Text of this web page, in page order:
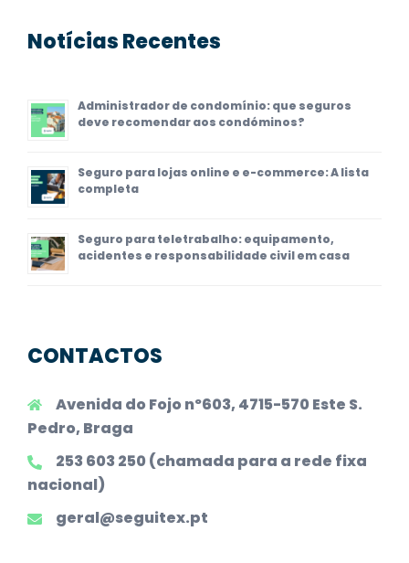
Notícias Recentes
Administrador de condomínio: que seguros
deve recomendar aos condóminos?
Seguro para lojas online e e-commerce: A lista
completa
Seguro para teletrabalho: equipamento,
acidentes e responsabilidade civil em casa
CONTACTOS
Avenida do Fojo nº603, 4715-570 Este S.
Pedro, Braga
253 603 250 (chamada para a rede fixa
nacional)
geral@seguitex.pt